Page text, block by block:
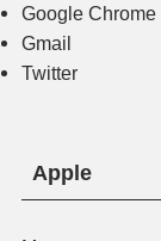
Google Chrome
Gmail
Twitter
Apple